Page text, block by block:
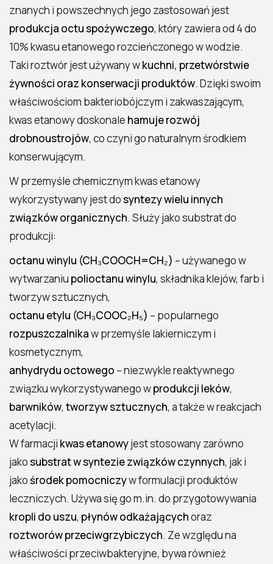
znanych i powszechnych jego zastosowań jest
produkcja octu spożywczego, który zawiera od 4 do
10% kwasu etanowego rozcieńczonego w wodzie.
Taki roztwór jest używany wkuchni, przetwórstwie
żywności oraz konserwacji produktów. Dzięki swoim
właściwościom bakteriobójczym i zakwaszającym,
kwas etanowy doskonale hamuje rozwój
drobnoustrojów, co czyni go naturalnym środkiem
konserwującym.
W przemyśle chemicznym kwas etanowy
wykorzystywany jest dosyntezy wielu innych
związków organicznych. Służy jako substrat do
produkcji:
octanu winylu (CH₃COOCH=CH₂) – używanego w
wytwarzaniu polioctanu winylu, składnika klejów, farb i
tworzyw sztucznych,
octanu etylu (CH₃COOC₂H₅) – popularnego
rozpuszczalnikaw przemyśle lakierniczym i
kosmetycznym,
anhydrydu octowego – niezwykle reaktywnego
związku wykorzystywanego wprodukcji leków,
barwników, tworzyw sztucznych, a także w reakcjach
acetylacji.
W farmacji kwas etanowyjest stosowany zarówno
jakosubstrat w syntezie związków czynnych, jak i
jakośrodek pomocniczyw formulacji produktów
leczniczych. Używa się go m.in. do przygotowywania
kropli do uszu, płynów odkażającychoraz
roztworów przeciwgrzybiczych. Ze względu na
właściwości przeciwbakteryjne, bywa również